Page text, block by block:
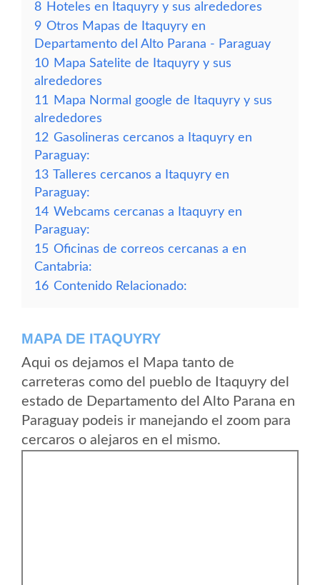
8 Hoteles en Itaquyry y sus alrededores
9 Otros Mapas de Itaquyry en
Departamento del Alto Parana - Paraguay
10 Mapa Satelite de Itaquyry y sus
alrededores
11
Mapa Normal google de Itaquyry y sus
alrededores
12 Gasolineras cercanos a Itaquyry en
Paraguay:
13 Talleres cercanos a Itaquyry en
Paraguay:
14 Webcams cercanas a Itaquyry en
Paraguay:
15 Oficinas de correos cercanas a en
Cantabria:
16 Contenido Relacionado:
MAPA DE ITAQUYRY
Aqui os dejamos el Mapa tanto de
carreteras como del pueblo de Itaquyry del
estado de Departamento del Alto Parana en
Paraguay podeis ir manejando el zoom para
cercaros o alejaros en el mismo.